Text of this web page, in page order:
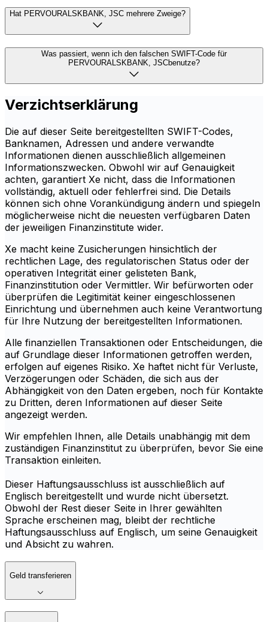
Hat PERVOURALSKBANK, JSC mehrere Zweige?
Was passiert, wenn ich den falschen SWIFT-Code für
PERVOURALSKBANK, JSCbenutze?
Verzichtserklärung
Die auf dieser Seite bereitgestellten SWIFT-Codes,
Banknamen, Adressen und andere verwandte
Informationen dienen ausschließlich allgemeinen
Informationszwecken. Obwohl wir auf Genauigkeit
achten, garantiert Xe nicht, dass die Informationen
vollständig, aktuell oder fehlerfrei sind. Die Details
können sich ohne Vorankündigung ändern und spiegeln
möglicherweise nicht die neuesten verfügbaren Daten
der jeweiligen Finanzinstitute wider.
Xe macht keine Zusicherungen hinsichtlich der
rechtlichen Lage, des regulatorischen Status oder der
operativen Integrität einer gelisteten Bank,
Finanzinstitution oder Vermittler. Wir befürworten oder
überprüfen die Legitimität keiner eingeschlossenen
Einrichtung und übernehmen auch keine Verantwortung
für Ihre Nutzung der bereitgestellten Informationen.
Alle finanziellen Transaktionen oder Entscheidungen, die
auf Grundlage dieser Informationen getroffen werden,
erfolgen auf eigenes Risiko. Xe haftet nicht für Verluste,
Verzögerungen oder Schäden, die sich aus der
Abhängigkeit von den Daten ergeben, noch für Kontakte
zu Dritten, deren Informationen auf dieser Seite
angezeigt werden.
Wir empfehlen Ihnen, alle Details unabhängig mit dem
zuständigen Finanzinstitut zu überprüfen, bevor Sie eine
Transaktion einleiten.
Dieser Haftungsausschluss ist ausschließlich auf
Englisch bereitgestellt und wurde nicht übersetzt.
Obwohl der Rest dieser Seite in Ihrer gewählten
Sprache erscheinen mag, bleibt der rechtliche
Haftungsausschluss auf Englisch, um seine Genauigkeit
und Absicht zu wahren.
Geld transferieren